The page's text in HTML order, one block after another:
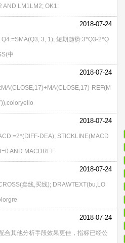
AND LM1LM2; OK1:
2018-07-24
3, 1); 短期趋势:3*Q3-2*Q
中
2018-07-24
REF(M
2018-07-24
DEA); STICKLINE(MACD
AND MACDREF
2018-07-24
卖线,买线); DRAWTEXT(bu,LO
2018-07-24
合其他分析手段效果更佳，指标已经公